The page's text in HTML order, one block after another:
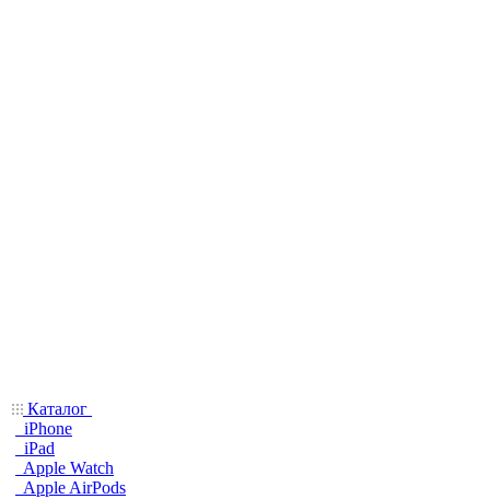
Каталог
iPhone
iPad
Apple Watch
Apple AirPods